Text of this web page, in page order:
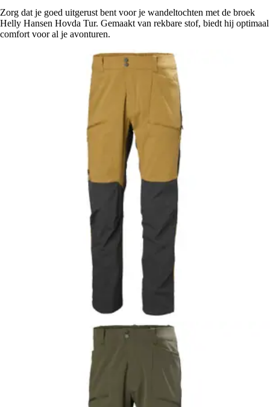
Zorg dat je goed uitgerust bent voor je wandeltochten met de broek
Helly Hansen Hovda Tur. Gemaakt van rekbare stof, biedt hij optimaal
comfort voor al je avonturen.